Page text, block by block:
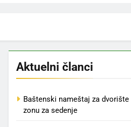
Aktuelni članci
Baštenski nameštaj za
zonu za sedenje